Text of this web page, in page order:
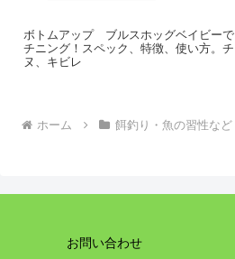
ボトムアップ ブルスホッグベイビーで
チニング！スペック、特徴、使い方。チ
ヌ、キビレ
ホーム 餌釣り・魚の習性など
お問い合わせ